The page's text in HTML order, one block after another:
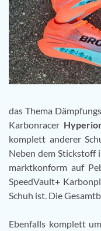
das Thema
Karbonracer
komplett anderer
Neben dem Stickstoff
marktkonform auf
SpeedVault+
Schuh ist. Die
Ebenfalls komplett